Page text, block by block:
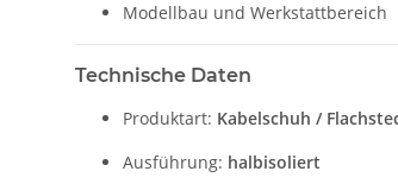
Modellbau und Werkstattbereich
Technische Daten
Produktart: Kabelschuh /
Ausführung: halbisoliert